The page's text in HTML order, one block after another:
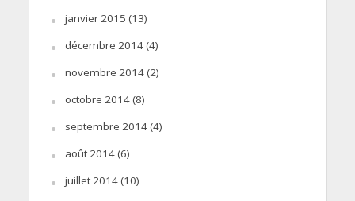
janvier 2015 (13)
décembre 2014(4)
novembre 2014(2)
octobre 2014(8)
septembre 2014(4)
août 2014(6)
juillet 2014(10)